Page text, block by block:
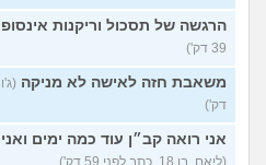
כשאתם רואים מישהי ברשתות
החברתיות שהכול אצלה סביב
הבילויים, זה מוריד לכם?
(לחם ושעשועים, בן 36)
כשרבתי עם בת הזוג שלי,
דחפתי אותה מתוך כעס. איך
להתמודד?
(אלכס, שם בדוי, בן
40)
הרגשה של תסכול וריקנות
39 דק')
משאבת חזה לאישה לא מניקה
דק')
אני רואה קב״ן עוד כמה ימים
(ליאם, בן 18, כתב לפני 59 דק')